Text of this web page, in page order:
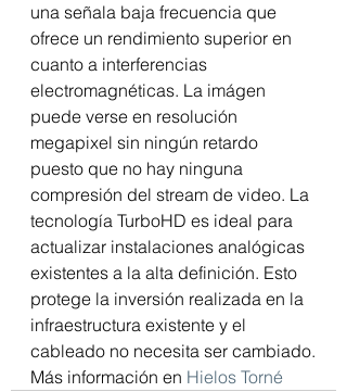
una señala baja frecuencia que
ofrece un rendimiento superior en
cuanto a interferencias
electromagnéticas. La imágen
puede verse en resolución
megapixel sin ningún retardo
puesto que no hay ninguna
compresión del stream de video. La
tecnología TurboHD es ideal para
actualizar instalaciones analógicas
existentes a la alta definición. Esto
protege la inversión realizada en la
infraestructura existente y el
cableado no necesita ser cambiado.
Más información en Hielos Torné